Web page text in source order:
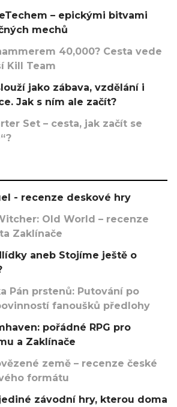
– epickými bitvami
mechů
40,000? Cesta vede
Kill Team
jako zábava, vzdělání i
Jak s ním ale začít?
Set – cesta, jak začít se
- recenze deskové hry
Old World – recenze
Zaklínače
aneb Stojíme ještě o
Pán prstenů: Putování po
fanoušků předlohy
pořádné RPG pro
a Zaklínače
země – recenze české
formátu
závodní hry, kterou doma